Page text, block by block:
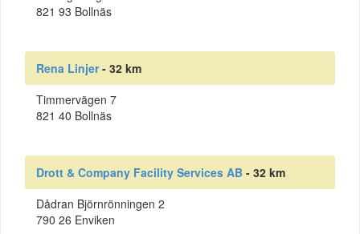
821 93 Bollnäs
Rena Linjer- 32 km
Timmervägen 7
821 40 Bollnäs
Drott & Company Facility Services AB - 32 km
Dådran Björnrönningen 2
790 26 Enviken